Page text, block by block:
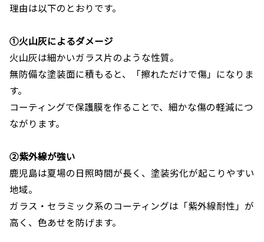
理由は以下のとおりです。
①火山灰によるダメージ
火山灰は細かいガラス片のような性質。
無防備な塗装面に積もると、「擦れただけで傷」になりま
す。
コーティングで保護膜を作ることで、細かな傷の軽減につ
ながります。
②紫外線が強い
鹿児島は夏場の日照時間が長く、塗装劣化が起こりやすい
地域。
ガラス・セラミック系のコーティングは「紫外線耐性」が
高く、色あせを防げます。